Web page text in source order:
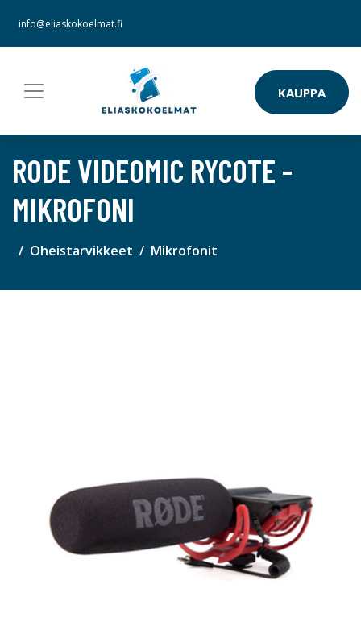
info@eliaskokoelmat.fi
KAUPPA
RODE VIDEOMIC RYCOTE -
MIKROFONI
Oheistarvikkeet Mikrofonit